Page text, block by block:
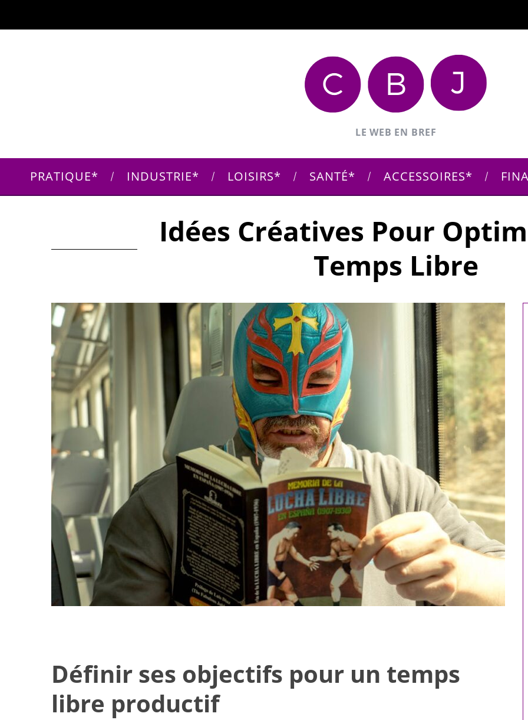
LE WEB EN BREF
PRATIQUE INDUSTRIE LOISIRS SANTÉ ACCESSOIRES
Idées Créatives Pour
Temps Libre
Définir ses objectifs pour un temps
libre productif
Yoga doux à domicile : 5
exercices pour votre bien-
être
Comment choisir le
réfrigérant R32 pour votre
système de climatisation